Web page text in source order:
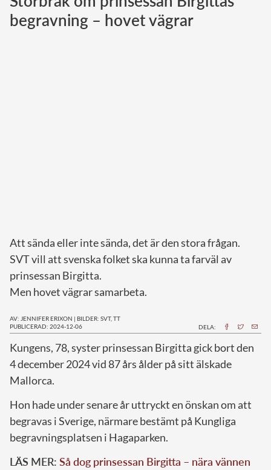
Norska kungahuset
begravning – hovet vägrar
Att sända eller inte sända, det är den stora frågan.
SVT vill att svenska folket ska kunna ta farväl av
prinsessan Birgitta.
Men hovet vägrar samarbeta.
AV: JENNIFER ERIXON | BILDER: SVT, TT
PUBLICERAD: 2024-12-06
DELA:
Kungens, 78, syster prinsessan Birgitta gick bort den
4 december 2024 vid 87 års ålder på sitt älskade
Mallorca.
Hon hade under senare år uttryckt en önskan om att
begravas i Sverige, närmare bestämt på Kungliga
begravningsplatsen i Hagaparken.
LÄS MER: Så dog prinsessan Birgitta – nära vännen